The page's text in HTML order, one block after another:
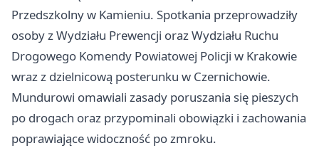
Przedszkolny w Kamieniu. Spotkania przeprowadziły
osoby z Wydziału Prewencji oraz Wydziału Ruchu
Drogowego Komendy Powiatowej Policji w Krakowie
wraz z dzielnicową posterunku w Czernichowie.
Mundurowi omawiali zasady poruszania się pieszych
po drogach oraz przypominali obowiązki i zachowania
poprawiające widoczność po zmroku.